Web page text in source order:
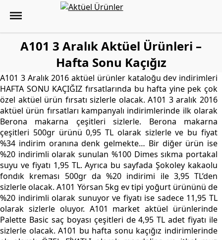
A101 3 Aralık Aktüel Ürünleri –
Hafta Sonu Kaçığız
A101 3 Aralık 2016 aktüel ürünler kataloğu dev indirimleri
HAFTA SONU KAÇIĞIZ fırsatlarında bu hafta yine pek çok
özel aktüel ürün fırsatı sizlerle olacak. A101 3 aralık 2016
aktüel ürün fırsatları kampanyalı indirimlerinde ilk olarak
Berona makarna çeşitleri sizlerle. Berona makarna
çeşitleri 500gr ürünü 0,95 TL olarak sizlerle ve bu fiyat
%34 indirim oranına denk gelmekte… Bir diğer ürün ise
%20 indirimli olarak sunulan %100 Dimes sıkma portakal
suyu ve fiyatı 1,95 TL. Ayrıca bu sayfada Şokoley kakaolu
fondık kreması 500gr da %20 indirimi ile 3,95 TL’den
sizlerle olacak. A101 Yörsan 5kg ev tipi yoğurt ürününü de
%20 indirimli olarak sunuyor ve fiyatı ise sadece 11,95 TL
olarak sizlerle oluyor. A101 market aktüel ürünlerinde
Palette Basic saç boyası çeşitleri de 4,95 TL adet fiyatı ile
sizlerle olacak. A101 bu hafta sonu kaçığız indirimlerinde